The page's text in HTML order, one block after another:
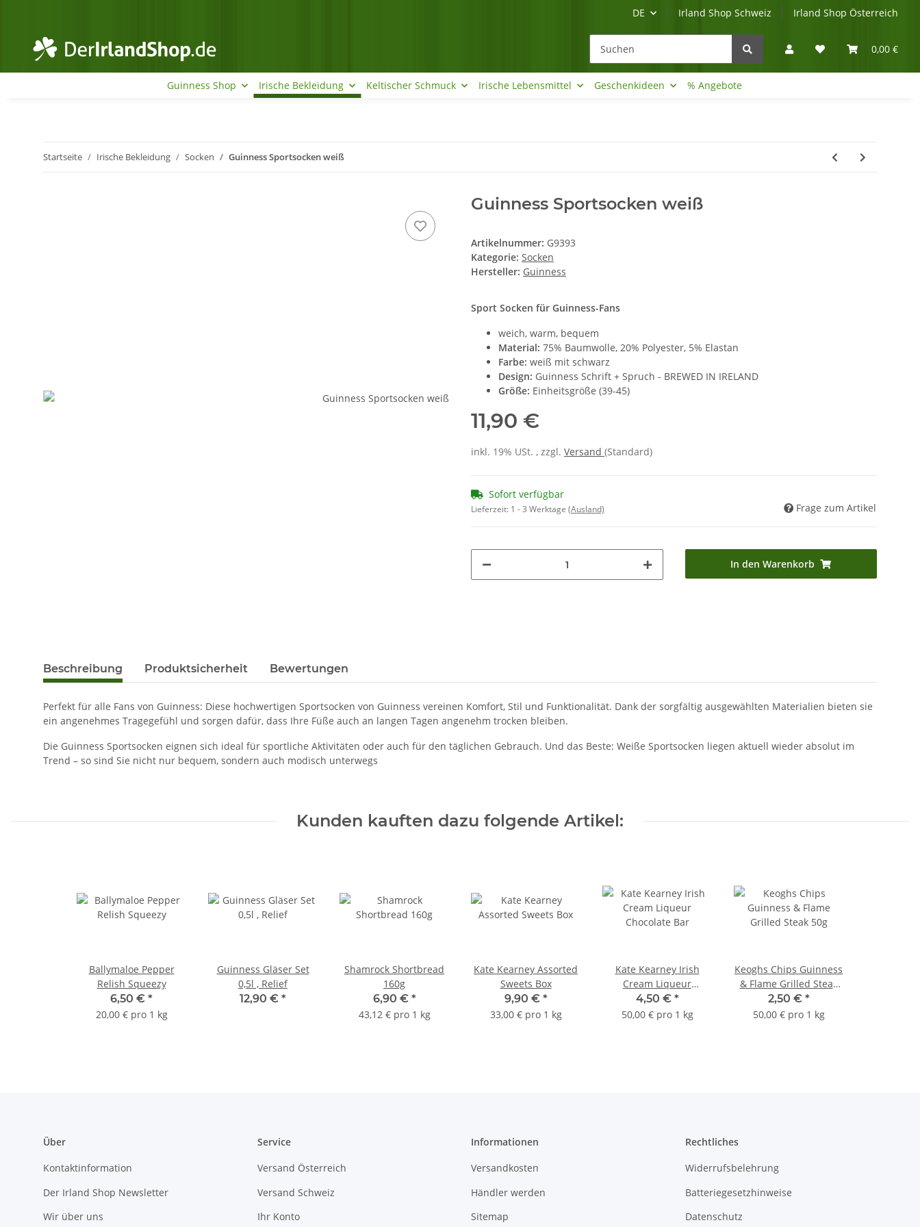
DE Irland Shop Schweiz Irland Shop Österreich
0,00 €
Guinness Shop Irische Bekleidung Keltischer Schmuck Irische Lebensmittel Geschenkideen % Angebote
Startseite Irische Bekleidung Socken Guinness Sportsocken weiß
Guinness Sportsocken weiß
Artikelnummer: G9393
Kategorie: Socken
Hersteller: Guinness
Sport Socken für Guinness-Fans
weich, warm, bequem
Material: 75% Baumwolle, 20% Polyester, 5% Elastan
Farbe: weiß mit schwarz
Design: Guinness Schrift + Spruch - BREWED IN IRELAND
Größe: Einheitsgröße (39-45)
11,90 €
inkl. 19% USt. , zzgl. Versand (Standard)
Sofort verfügbar
Lieferzeit: 1 - 3 Werktage (Ausland) Frage zum Artikel
In den Warenkorb
Beschreibung Produktsicherheit Bewertungen
Perfekt für alle Fans von Guinness: Diese hochwertigen Sportsocken von Guinness vereinen Komfort, Stil und Funktionalität. Dank der sorgfältig ausgewählten Materialien bieten sie
ein angenehmes Tragegefühl und sorgen dafür, dass Ihre Füße auch an langen Tagen angenehm trocken bleiben.
Die Guinness Sportsocken eignen sich ideal für sportliche Aktivitäten oder auch für den täglichen Gebrauch. Und das Beste: Weiße Sportsocken liegen aktuell wieder absolut im
Trend – so sind Sie nicht nur bequem, sondern auch modisch unterwegs
Kunden kauften dazu folgende Artikel:
Ballymaloe Pepper
Relish Squeezy
6,50 € *
20,00 € pro 1 kg
Guinness Gläser Set
0,5l , Relief
12,90 € *
Shamrock Shortbread
160g
6,90 € *
43,12 € pro 1 kg
Kate Kearney Assorted
Sweets Box
9,90 € *
33,00 € pro 1 kg
Kate Kearney Irish
Cream Liqueur
Chocolate Bar
4,50 € *
50,00 € pro 1 kg
Keoghs Chips Guinness
& Flame Grilled Steak
50g
2,50 € *
50,00 € pro 1 kg
Über
Kontaktinformation
Der Irland Shop Newsletter
Wir über uns
Service
Versand Österreich
Versand Schweiz
Ihr Konto
Informationen
Versandkosten
Händler werden
Sitemap
Rechtliches
Widerrufsbelehrung
Batteriegesetzhinweise
Datenschutz